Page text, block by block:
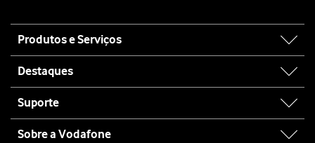
map
Produtos e Serviços
Destaques
Suporte
Sobre a Vodafone